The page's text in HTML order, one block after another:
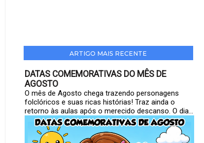
ARTIGO MAIS RECENTE
DATAS COMEMORATIVAS DO MÊS DE
AGOSTO
O mês de Agosto chega trazendo personagens
folclóricos e suas ricas histórias! Traz ainda o
retorno às aulas após o merecido descanso. O dia...